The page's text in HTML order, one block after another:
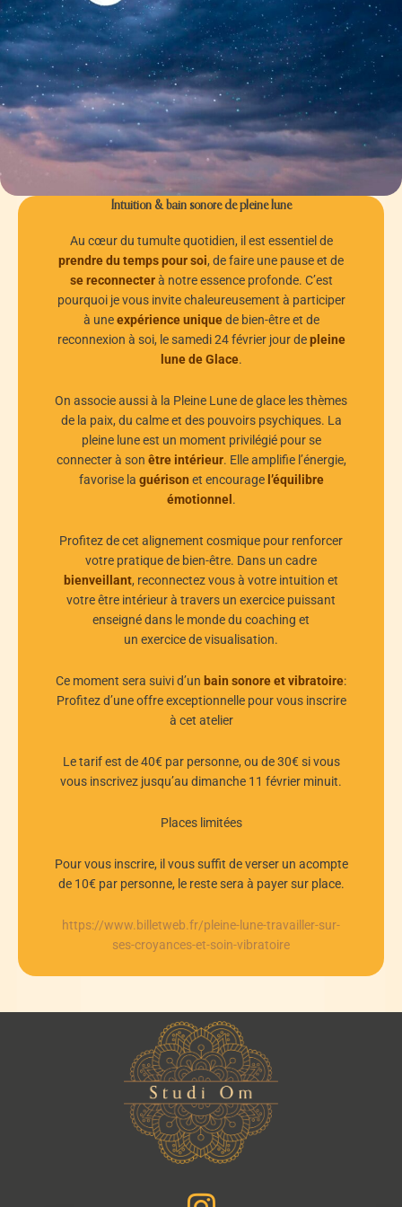
Intuition & bain sonore de pleine lune
Au cœur du tumulte quotidien, il est essentiel de
prendre du temps pour soi, de faire une pause et de
se reconnecterà notre essence profonde. C’est
pourquoi je vous invite chaleureusement à participer
à uneexpérience uniquede bien-être et de
reconnexion à soi, le samedi 24 février jour depleine
lune de Glace.
On associe aussi à la Pleine Lune de glace les thèmes
de la paix, du calme et des pouvoirs psychiques. La
pleine lune est un moment privilégié pour se
connecter à son être intérieur. Elle amplifie l’énergie,
favorise la guérison et encourage l’équilibre
émotionnel .
Profitez de cet alignement cosmique pour renforcer
votre pratique de bien-être. Dans un cadre
bienveillant, reconnectez vous à votre intuition et
votre être intérieur à travers un exercice puissant
enseigné dans le monde du coaching et
un exercice de visualisation.
Ce moment sera suivi d’un bain sonore et vibratoire:
Profitez d’une offre exceptionnelle pour vous inscrire
à cet atelier
Le tarif est de 40€ par personne, ou de 30€ si vous
vous inscrivez jusqu’au dimanche 11 février minuit.
Places limitées
Pour vous inscrire, il vous suffit de verser un acompte
de 10€ par personne, le reste sera à payer sur place.
https://www.billetweb.fr/pleine-lune-travailler-sur-
ses-croyances-et-soin-vibratoire